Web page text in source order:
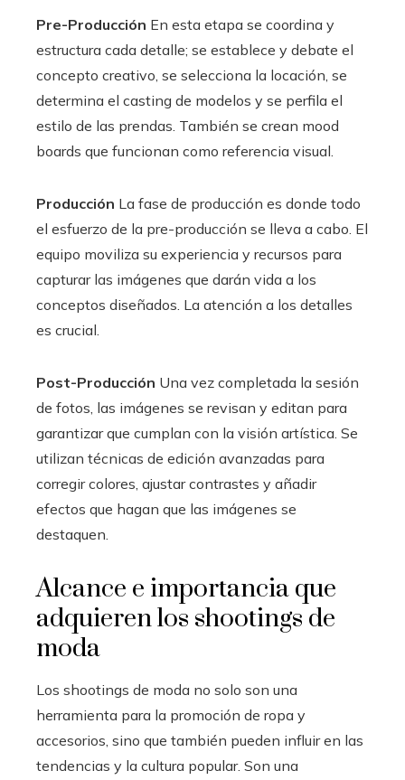
Pre-Producción En esta etapa se coordina y
estructura cada detalle; se establece y debate el
concepto creativo, se selecciona la locación, se
determina el casting de modelos y se perfila el
estilo de las prendas. También se crean mood
boards que funcionan como referencia visual.
Producción La fase de producción es donde todo
el esfuerzo de la pre-producción se lleva a cabo. El
equipo moviliza su experiencia y recursos para
capturar las imágenes que darán vida a los
conceptos diseñados. La atención a los detalles
es crucial.
Post-Producción Una vez completada la sesión
de fotos, las imágenes se revisan y editan para
garantizar que cumplan con la visión artística. Se
utilizan técnicas de edición avanzadas para
corregir colores, ajustar contrastes y añadir
efectos que hagan que las imágenes se
destaquen.
Alcance e importancia que
adquieren los shootings de
moda
Los shootings de moda no solo son una
herramienta para la promoción de ropa y
accesorios, sino que también pueden influir en las
tendencias y la cultura popular. Son una